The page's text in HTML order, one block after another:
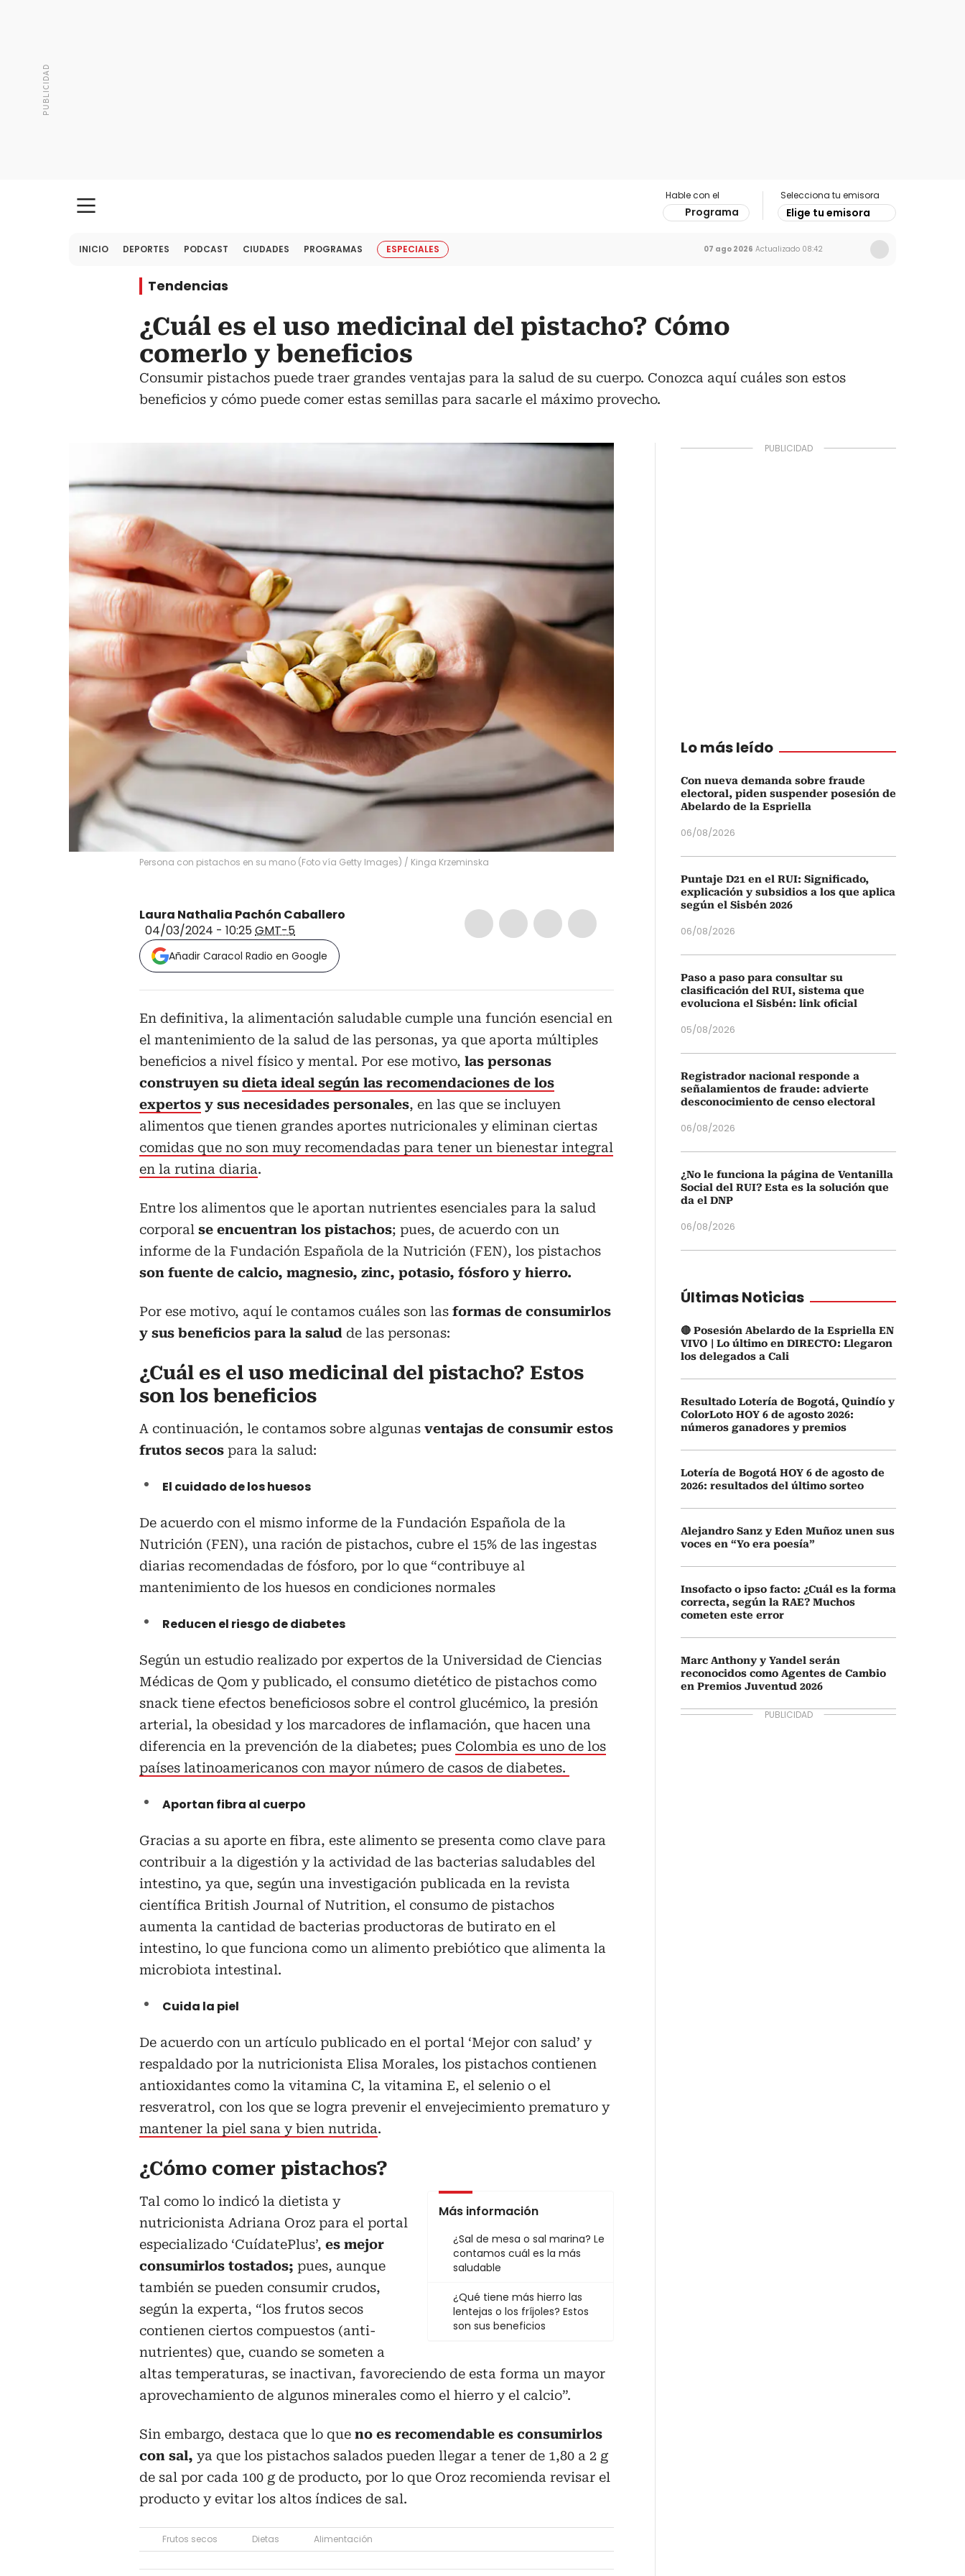
Hable con el
Programa
Selecciona tu emisora
Elige tu emisora
INICIO DEPORTES PODCAST CIUDADES PROGRAMAS ESPECIALES 07 ago 2026 Actualizado 08:42
Tendencias
¿Cuál es el uso medicinal del pistacho? Cómo
comerlo y beneficios
Consumir pistachos puede traer grandes ventajas para la salud de su cuerpo. Conozca aquí cuáles son estos
beneficios y cómo puede comer estas semillas para sacarle el máximo provecho.
Persona con pistachos en su mano (Foto vía Getty Images) / Kinga Krzeminska
Laura Nathalia Pachón Caballero
04/03/2024 - 10:25GMT-5
Añadir Caracol Radio en Google
En definitiva, la alimentación saludable cumple una función esencial en
el mantenimiento de la salud de las personas, ya que aporta múltiples
beneficios a nivel físico y mental. Por ese motivo, las personas
construyen su dieta ideal según las recomendaciones de los
expertos y sus necesidades personales, en las que se incluyen
alimentos que tienen grandes aportes nutricionales y eliminan ciertas
comidas que no son muy recomendadas para tener un bienestar integral
en la rutina diaria.
Entre los alimentos que le aportan nutrientes esenciales para la salud
corporal se encuentran los pistachos; pues, de acuerdo con un
informe de la Fundación Española de la Nutrición (FEN), los pistachos
son fuente de calcio, magnesio, zinc, potasio, fósforo y hierro.
Por ese motivo, aquí le contamos cuáles son las formas de consumirlos
y sus beneficios para la salud de las personas:
¿Cuál es el uso medicinal del pistacho? Estos
son los beneficios
A continuación, le contamos sobre algunas ventajas de consumir estos
frutos secos para la salud:
El cuidado de los huesos
De acuerdo con el mismo informe de la Fundación Española de la
Nutrición (FEN), una ración de pistachos, cubre el 15% de las ingestas
diarias recomendadas de fósforo, por lo que “contribuye al
mantenimiento de los huesos en condiciones normales
Reducen el riesgo de diabetes
Según un estudio realizado por expertos de la Universidad de Ciencias
Médicas de Qom y publicado, el consumo dietético de pistachos como
snack tiene efectos beneficiosos sobre el control glucémico, la presión
arterial, la obesidad y los marcadores de inflamación, que hacen una
diferencia en la prevención de la diabetes; pues Colombia es uno de los
países latinoamericanos con mayor número de casos de diabetes.
Aportan fibra al cuerpo
Gracias a su aporte en fibra, este alimento se presenta como clave para
contribuir a la digestión y la actividad de las bacterias saludables del
intestino, ya que, según una investigación publicada en la revista
científica British Journal of Nutrition, el consumo de pistachos
aumenta la cantidad de bacterias productoras de butirato en el
intestino, lo que funciona como un alimento prebiótico que alimenta la
microbiota intestinal.
Cuida la piel
De acuerdo con un artículo publicado en el portal ‘Mejor con salud’ y
respaldado por la nutricionista Elisa Morales, los pistachos contienen
antioxidantes como la vitamina C, la vitamina E, el selenio o el
resveratrol, con los que se logra prevenir el envejecimiento prematuro y
mantener la piel sana y bien nutrida.
¿Cómo comer pistachos?
Más información
¿Sal de mesa o sal marina? Le
contamos cuál es la más
saludable
¿Qué tiene más hierro las
lentejas o los fríjoles? Estos
son sus beneficios
Tal como lo indicó la dietista y
nutricionista Adriana Oroz para el portal
especializado ‘CuídatePlus’, es mejor
consumirlos tostados; pues, aunque
también se pueden consumir crudos,
según la experta, “los frutos secos
contienen ciertos compuestos (anti-
nutrientes) que, cuando se someten a
altas temperaturas, se inactivan, favoreciendo de esta forma un mayor
aprovechamiento de algunos minerales como el hierro y el calcio”.
Sin embargo, destaca que lo que no es recomendable es consumirlos
con sal, ya que los pistachos salados pueden llegar a tener de 1,80 a 2 g
de sal por cada 100 g de producto, por lo que Oroz recomienda revisar el
producto y evitar los altos índices de sal.
Frutos secos Dietas Alimentación
Lo más leído
Con nueva demanda sobre fraude
electoral, piden suspender posesión de
Abelardo de la Espriella
06/08/2026
Puntaje D21 en el RUI: Significado,
explicación y subsidios a los que aplica
según el Sisbén 2026
06/08/2026
Paso a paso para consultar su
clasificación del RUI, sistema que
evoluciona el Sisbén: link oficial
05/08/2026
Registrador nacional responde a
señalamientos de fraude: advierte
desconocimiento de censo electoral
06/08/2026
¿No le funciona la página de Ventanilla
Social del RUI? Esta es la solución que
da el DNP
06/08/2026
Últimas Noticias
🔴 Posesión Abelardo de la Espriella EN
VIVO | Lo último en DIRECTO: Llegaron
los delegados a Cali
Resultado Lotería de Bogotá, Quindío y
ColorLoto HOY 6 de agosto 2026:
números ganadores y premios
Lotería de Bogotá HOY 6 de agosto de
2026: resultados del último sorteo
Alejandro Sanz y Eden Muñoz unen sus
voces en “Yo era poesía”
Insofacto o ipso facto: ¿Cuál es la forma
correcta, según la RAE? Muchos
cometen este error
Marc Anthony y Yandel serán
reconocidos como Agentes de Cambio
en Premios Juventud 2026